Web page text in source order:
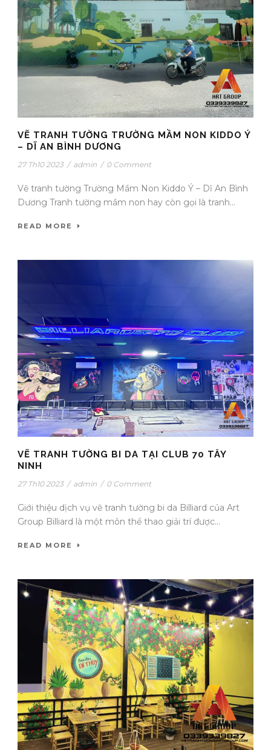
VẼ TRANH TƯỜNG TRƯỜNG MẦM NON KIDDO Ý
– DĨ AN BÌNH DƯƠNG
27 Th10 2023 / admin / 0 Comment
Vẽ tranh tường Trường Mầm Non Kiddo Ý – Dĩ An Bình
Dương Tranh tường mầm non hay còn gọi là tranh...
READ MORE
VẼ TRANH TƯỜNG BI DA TẠI CLUB 70 TÂY
NINH
27 Th10 2023 / admin / 0 Comment
Giới thiệu dịch vụ vẽ tranh tường bi da Billiard của Art
Group Billiard là một môn thể thao giải trí được...
READ MORE